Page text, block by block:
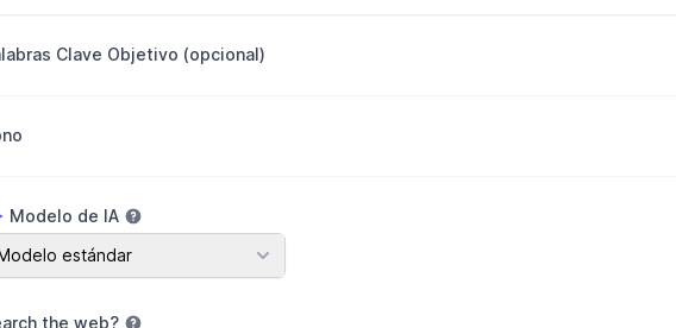
Clave Objetivo (opcional)
Modelo de IA
de IA
estándar
the web?